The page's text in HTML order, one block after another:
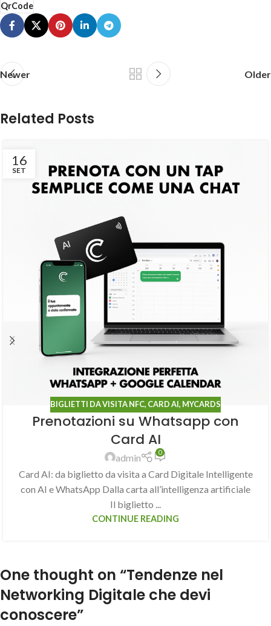
QrCode
Newer Older
Related Posts
16
SET
BIGLIETTI DA VISITA NFC, CARD AI, MYCARDS
Prenotazioni su Whatsapp con
Card AI
admin 0
Card AI: da biglietto da visita a Card Digitale Intelligente
con AI e WhatsApp Dalla carta all’intelligenza artificiale
Il biglietto ...
CONTINUE READING
One thought on “Tendenze nel
Networking Digitale che devi
conoscere”